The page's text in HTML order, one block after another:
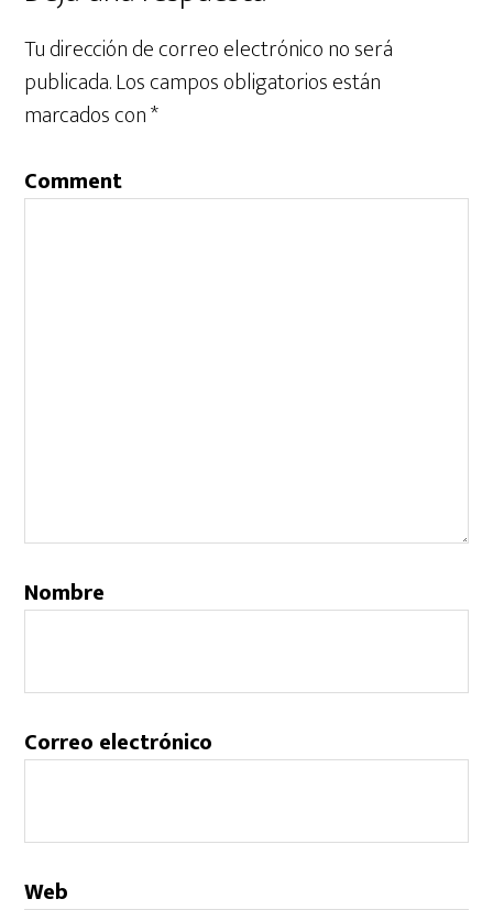
Tu dirección de correo electrónico no será
publicada.Los campos obligatorios están
marcados con*
Comment
Nombre
Correo electrónico
Web